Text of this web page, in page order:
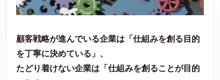
顧客戦略が進んでいる企業は「仕組みを創る目的
を丁寧に決めている」、
たどり着けない企業は「仕組みを創ることが目的